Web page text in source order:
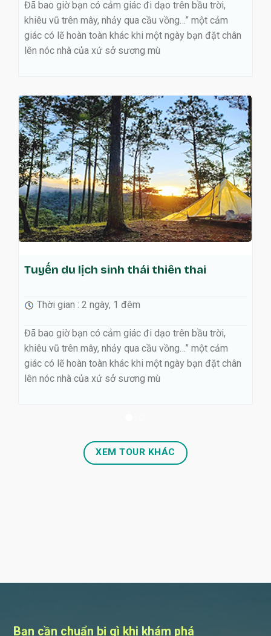
có cảm giác đi dạo trên bầu trời,
nhảy qua cầu vồng…” một cảm
toàn khác khi một ngày bạn đặt chân
xứ sở sương mù
sinh thái thiên thai
ngày, 1 đêm
có cảm giác đi dạo trên bầu trời,
nhảy qua cầu vồng…” một cảm
toàn khác khi một ngày bạn đặt chân
xứ sở sương mù
Đã bao giờ bạn có
khiêu vũ trên mây,
Đã bao giờ bạn có
khiêu vũ trên mây,
XEM TOUR KHÁC